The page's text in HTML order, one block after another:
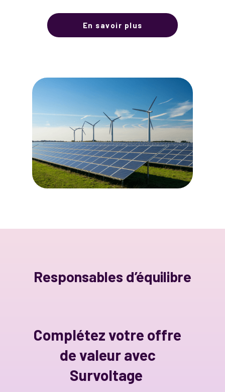
En savoir plus
Responsables d’équilibre
Complétez votre offre
de valeur avec
Survoltage